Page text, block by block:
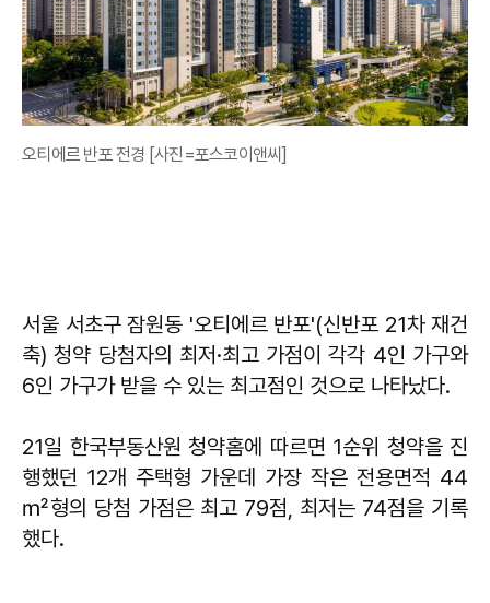
오티에르 반포 전경 [사진=포스코이앤씨]
서울 서초구 잠원동 '오티에르 반포'(신반포 21차 재건
축) 청약 당첨자의 최저·최고 가점이 각각 4인 가구와
6인 가구가 받을 수 있는 최고점인 것으로 나타났다.
21일 한국부동산원 청약홈에 따르면 1순위 청약을 진
행했던 12개 주택형 가운데 가장 작은 전용면적 44
㎡형의 당첨 가점은 최고 79점, 최저는 74점을 기록
했다.